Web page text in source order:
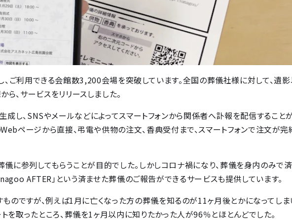
ご利用できる会館数3,200会場を突破しています。全国の葬儀社様に対して、遺
、サービスをリリースしました。
成し、SNSやメールなどによってスマートフォンから関係者へ訃報を配信すること
ページから直接、弔電や供物の注文、香典受付まで、スマートフォンで注文が完
儀に参列してもらうことが目的でした。しかしコロナ禍になり、葬儀を身内のみで
AFTER」という済ませた葬儀のご報告ができるサービスも提供しています。
のですが、例えば1月に亡くなった方の葬儀を知るのが11ヶ月後とかになってしま
を取ったところ、葬儀を1ヶ月以内に知りたかった人が96％とほとんどでした。